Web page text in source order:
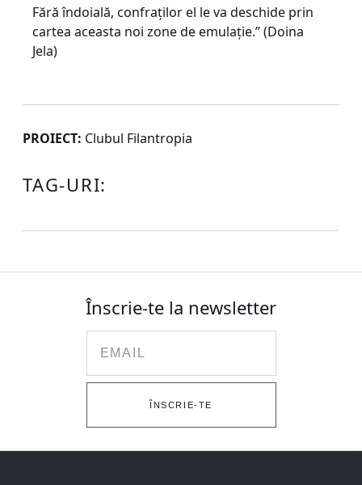
Fără îndoială, confraţilor el le va deschide prin
cartea aceasta noi zone de emulaţie.” (Doina
Jela)
PROIECT: Clubul Filantropia
TAG-URI:
Înscrie-te la newsletter
ÎNSCRIE-TE